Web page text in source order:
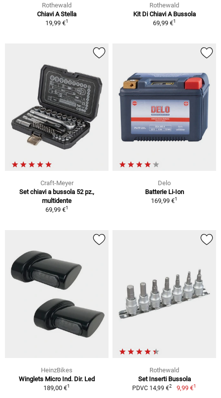
Rothewald
Chiavi A Stella
19,99 €1
Rothewald
Kit Di Chiavi A Bussola
69,99 €1
Craft-Meyer
Set chiavi a bussola 52 pz.,
multidente
69,99 €1
Delo
Batterie Li-Ion
169,99 €1
HeinzBikes
Winglets Micro Ind. Dir. Led
189,00 €1
Rothewald
Set Inserti Bussola
PDVC 14,99 €2 9,99 €1